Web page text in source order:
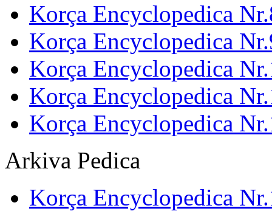
Korça Encyclopedica
Korça Encyclopedica
Korça Encyclopedica
Korça Encyclopedica
Korça Encyclopedica
Arkiva Pedica
Korça Encyclopedica